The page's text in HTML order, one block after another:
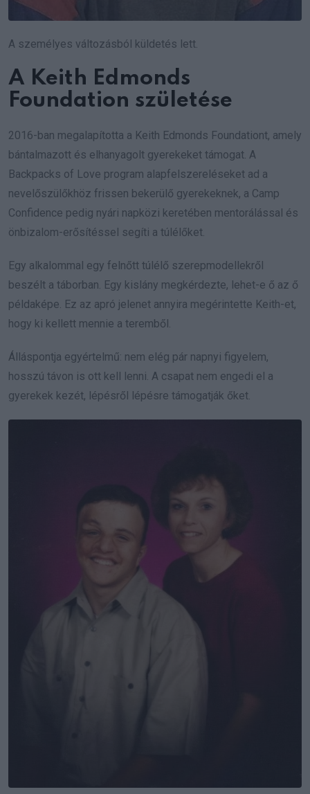
A személyes változásból küldetés lett.
A Keith Edmonds
Foundation születése
2016-ban megalapította a Keith Edmonds Foundationt, amely
bántalmazott és elhanyagolt gyerekeket támogat. A
Backpacks of Love program alapfelszereléseket ad a
nevelőszülőkhöz frissen bekerülő gyerekeknek, a Camp
Confidence pedig nyári napközi keretében mentorálással és
önbizalom-erősítéssel segíti a túlélőket.
Egy alkalommal egy felnőtt túlélő szerepmodellekről
beszélt a táborban. Egy kislány megkérdezte, lehet-e ő az ő
példaképe. Ez az apró jelenet annyira megérintette Keith-et,
hogy ki kellett mennie a teremből.
Álláspontja egyértelmű: nem elég pár napnyi figyelem,
hosszú távon is ott kell lenni. A csapat nem engedi el a
gyerekek kezét, lépésről lépésre támogatják őket.